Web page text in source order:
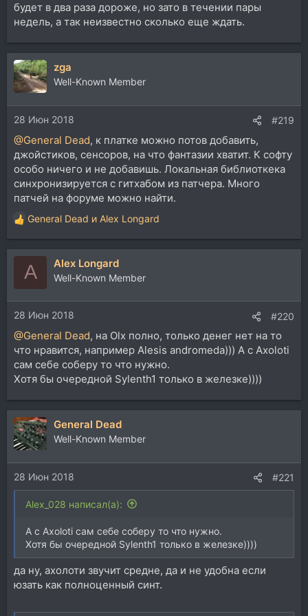
будет в два раза дороже, но зато в течении пары
недель, а так неизвестно сколько еще ждать.
zga
Well-Known Member
28 Июн 2018 #219
@General Dead, к платке можно потов добавить,
джойстиков, сенсоров, на что фантазии хватит. К софту
особо ничего и не добавишь. Локальная библиоткека
синхронизируется с гитхабом из патчера. Много
патчей на форуме можно найти.
Р
е
а
и
и
:
General Dead и Alex Longard
A Alex Longard
Well-Known Member
28 Июн 2018 #220
@General Dead, на Olx полно, только денег нет на то
что нравится, например Alesis andromeda))) А с Axoloti
сам себе соберу то что нужно.
Хотя бы очередной Sylenth1 только в железке))))
General Dead
Well-Known Member
28 Июн 2018 #221
Alex_028 написал(а):
А с Axoloti сам себе соберу то что нужно.
Хотя бы очередной Sylenth1 только в железке))))
да ну, ахолоти звучит средне, да и не удобна если
юзать как полноценный синт.